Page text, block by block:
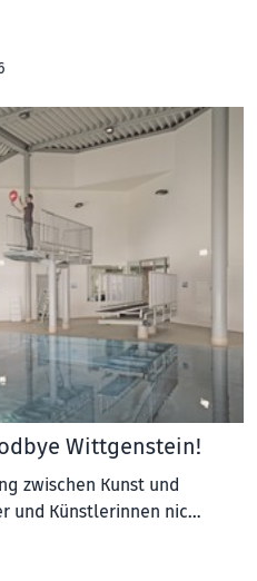
Wittgenstein!
zwischen Kunst und
und Künstlerinnen nic…